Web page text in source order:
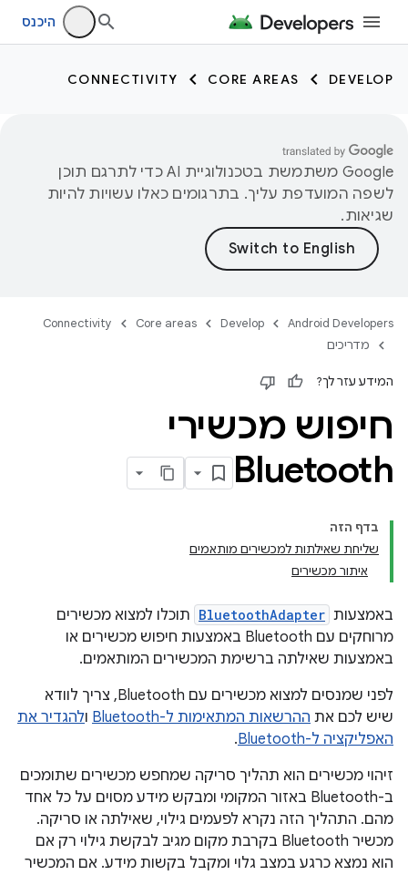
היכנס
DEVELOP
CORE AREAS
CONNECTIVITY
‫Google משתמשת בטכנולוגיית AI כדי לתרגם תוכן
לשפה המועדפת עליך. בתרגומים כאלו עשויות להיות
שגיאות.
Android Developers
Develop
Core areas
Connectivity
מדריכים
המידע עזר לך?
חיפוש מכשירי
Bluetooth
בדף הזה
שליחת שאילתות למכשירים מותאמים
איתור מכשירים
באמצעות BluetoothAdapter תוכלו למצוא מכשירים
מרוחקים עם Bluetooth באמצעות חיפוש מכשירים או
באמצעות שאילתה ברשימת המכשירים המותאמים.
לפני שמנסים למצוא מכשירים עם Bluetooth, צריך לוודא
שיש לכם את ההרשאות המתאימות ל-Bluetooth ולהגדיר את
האפליקציה ל-Bluetooth
.
זיהוי מכשירים הוא תהליך סריקה שמחפש מכשירים שתומכים
ב-Bluetooth באזור המקומי ומבקש מידע מסוים על כל אחד
מהם. התהליך הזה נקרא לפעמים גילוי, שאילתה או סריקה.
מכשיר Bluetooth בקרבת מקום מגיב לבקשת גילוי רק אם
הוא נמצא כרגע במצב גלוי ומקבל בקשות מידע. אם המכשיר